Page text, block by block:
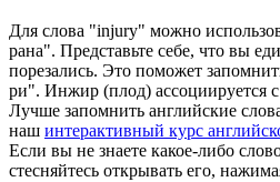
Для слова "injury" можно
рана". Представьте себе, что вы
порезались. Это поможет
ри". Инжир (плод) ассоциируется
Лучше запомнить английские
наш интерактивный курс
Если вы не знаете какое-либо
стесняйтесь открывать его,